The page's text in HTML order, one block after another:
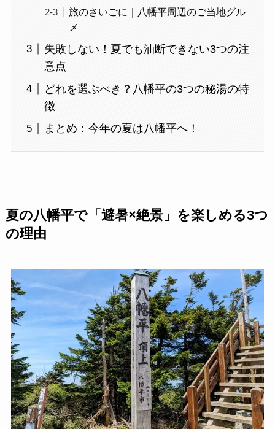
旅のさいごに｜八幡平周辺のご当地グル
メ
失敗しない！夏でも油断できない3つの注
意点
どれを選ぶべき？八幡平の3つの秘湯の特
徴
まとめ：今年の夏は八幡平へ！
夏の八幡平で「避暑×絶景」を楽しめる3つ
の理由